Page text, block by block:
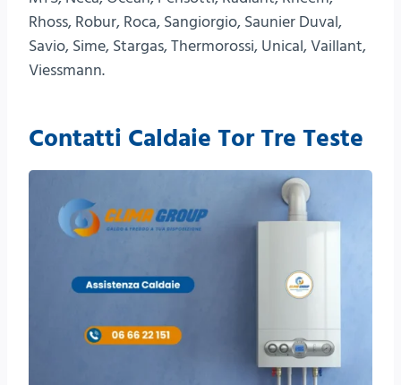
Rhoss, Robur, Roca, Sangiorgio, Saunier Duval,
Savio, Sime, Stargas, Thermorossi, Unical, Vaillant,
Viessmann.
Contatti Caldaie Tor Tre Teste